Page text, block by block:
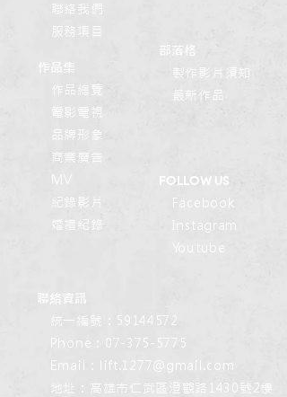
聯絡我們
服務項目
​作品集
作品總覽
電影電視
品牌形象
商業廣告
MV
紀錄影片
婚禮紀錄
​部落格
製作影片須知
最新作品
​FOLLOW US
Facebook
Instagram
Youtube
​聯絡資訊
統一編號：59144572
Phone：07-375-5775
Email： lift.1277@gmail.com
地址：高雄市仁武區澄觀路1430號2樓